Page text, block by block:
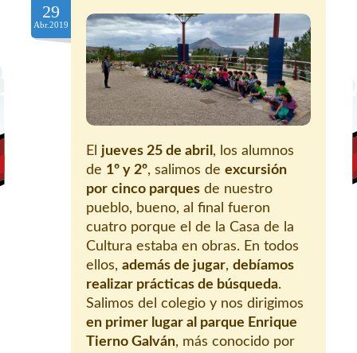
Nuestro centro
Contacto
29
Abr.2019
El jueves 25 de abril , los alumnos
de 1º y 2º, salimos de excursión
por cinco parques de nuestro
pueblo, bueno, al final fueron
cuatro porque el de la Casa de la
Cultura estaba en obras. En todos
ellos, además de jugar, debíamos
realizar prácticas de búsqueda.
Salimos del colegio y nos dirigimos
en primer lugar al parque Enrique
Tierno Galván, más conocido por